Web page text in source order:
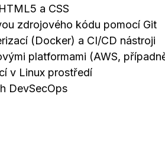
a CSS
zdrojového kódu pomocí Git
(Docker) a CI/CD nástroji
platformami (AWS,
v Linux prostředí
DevSecOps